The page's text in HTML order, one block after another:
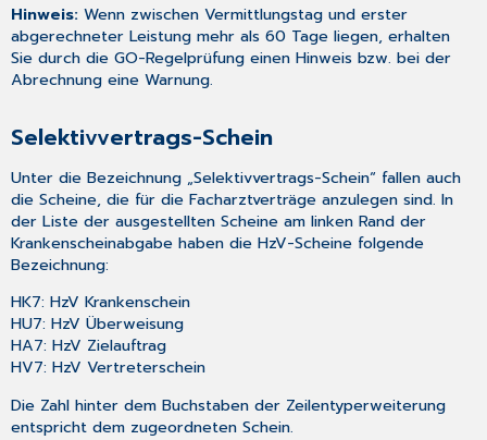
Hinweis:Wenn zwischen Vermittlungstag und erster
abgerechneter Leistung mehr als 60 Tage liegen, erhalten
Sie durch die GO-Regelprüfung einen Hinweis bzw. bei der
Abrechnung eine Warnung.
Selektivvertrags-Schein
Unter die Bezeichnung „Selektivvertrags-Schein“ fallen auch
die Scheine, die für die Facharztverträge anzulegen sind. In
der Liste der ausgestellten Scheine am linken Rand der
Krankenscheinabgabe haben die HzV-Scheine folgende
Bezeichnung:
HK7: HzV Krankenschein
HU7: HzV Überweisung
HA7: HzV Zielauftrag
HV7: HzV Vertreterschein
Die Zahl hinter dem Buchstaben der Zeilentyperweiterung
entspricht dem zugeordneten Schein.